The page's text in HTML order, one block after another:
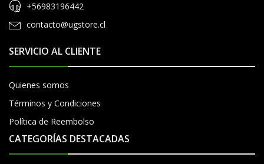
+56983196442
contacto@ugstore.cl
SERVICIO AL CLIENTE
Quienes somos
Términos y Condiciones
Política de Reembolso
CATEGORÍAS DESTACADAS